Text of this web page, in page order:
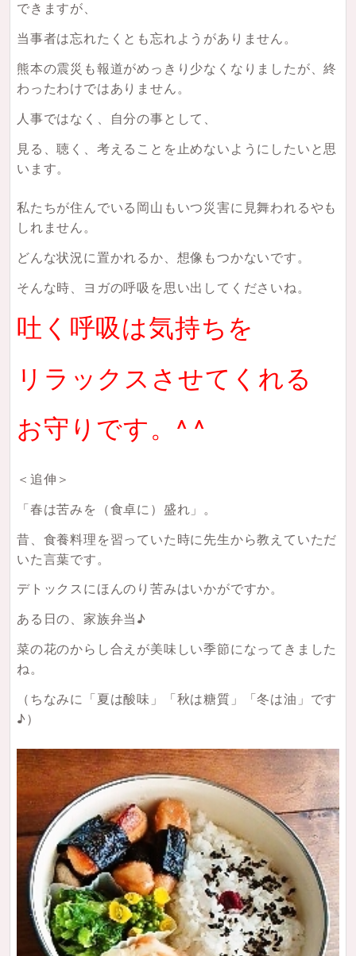
できますが、
当事者は忘れたくとも忘れようがありません。
熊本の震災も報道がめっきり少なくなりましたが、終
わったわけではありません。
人事ではなく、自分の事として、
見る、聴く、考えることを止めないようにしたいと思
います。
私たちが住んでいる岡山もいつ災害に見舞われるやも
しれません。
どんな状況に置かれるか、想像もつかないです。
そんな時、ヨガの呼吸を思い出してくださいね。
吐く呼吸は気持ちを
リラックスさせてくれる
お守りです。^ ^
＜追伸＞
「春は苦みを（食卓に）盛れ」。
昔、食養料理を習っていた時に先生から教えていただ
いた言葉です。
デトックスにほんのり苦みはいかがですか。
ある日の、家族弁当♪
菜の花のからし合えが美味しい季節になってきました
ね。
（ちなみに「夏は酸味」「秋は糖質」「冬は油」です
♪）